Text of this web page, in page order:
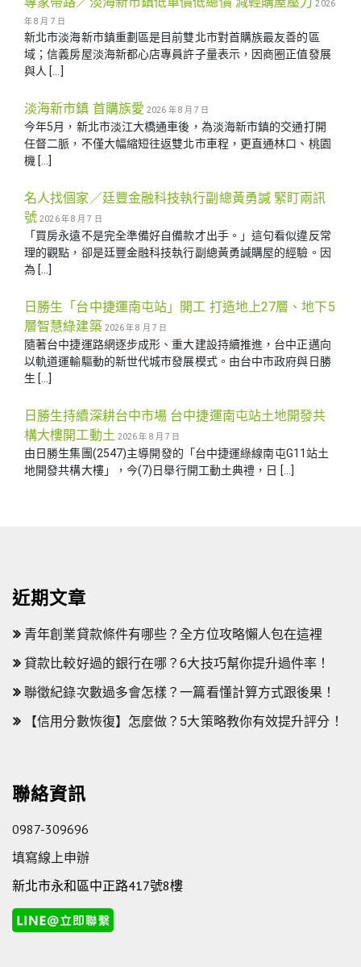
2026
年 8 月 7 日
新北市淡海新市鎮重劃區是目前雙北市對首購族最友善的區
域；信義房屋淡海新都心店專員許子量表示，因商圈正值發展
與人 […]
淡海新市鎮 首購族愛 2026 年 8 月 7 日
今年5月，新北市淡江大橋通車後，為淡海新市鎮的交通打開
任督二脈，不僅大幅縮短往返雙北市車程，更直通林口、桃園
機 […]
名人找個家／廷豐金融科技執行副總黃勇諴 緊盯兩訊
號 2026 年 8 月 7 日
「買房永遠不是完全準備好自備款才出手。」這句看似違反常
理的觀點，卻是廷豐金融科技執行副總黃勇諴購屋的經驗。因
為 […]
日勝生「台中捷運南屯站」開工 打造地上27層、地下5
層智慧綠建築 2026 年 8 月 7 日
隨著台中捷運路網逐步成形、重大建設持續推進，台中正邁向
以軌道運輸驅動的新世代城市發展模式。由台中市政府與日勝
生 […]
日勝生持續深耕台中市場 台中捷運南屯站土地開發共
構大樓開工動土 2026 年 8 月 7 日
由日勝生集團(2547)主導開發的「台中捷運綠線南屯G11站土
地開發共構大樓」，今(7)日舉行開工動土典禮，日 […]
近期文章
青年創業貸款條件有哪些？全方位攻略懶人包在這裡
貸款比較好過的銀行在哪？6大技巧幫你提升過件率！
聯徵紀錄次數過多會怎樣？一篇看懂計算方式跟後果！
【信用分數恢復】怎麼做？5大策略教你有效提升評分！
聯絡資訊
0987-309696
填寫線上申辦
新北市永和區中正路417號8樓